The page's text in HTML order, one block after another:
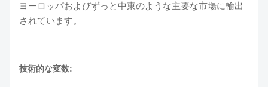
ヨーロッパおよびずっと中東のような主要な市場に輸出
されています。
技術的な変数: